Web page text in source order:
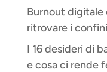
Burnout digitale
ritrovare i confini
I 16 desideri di
e cosa ci rende